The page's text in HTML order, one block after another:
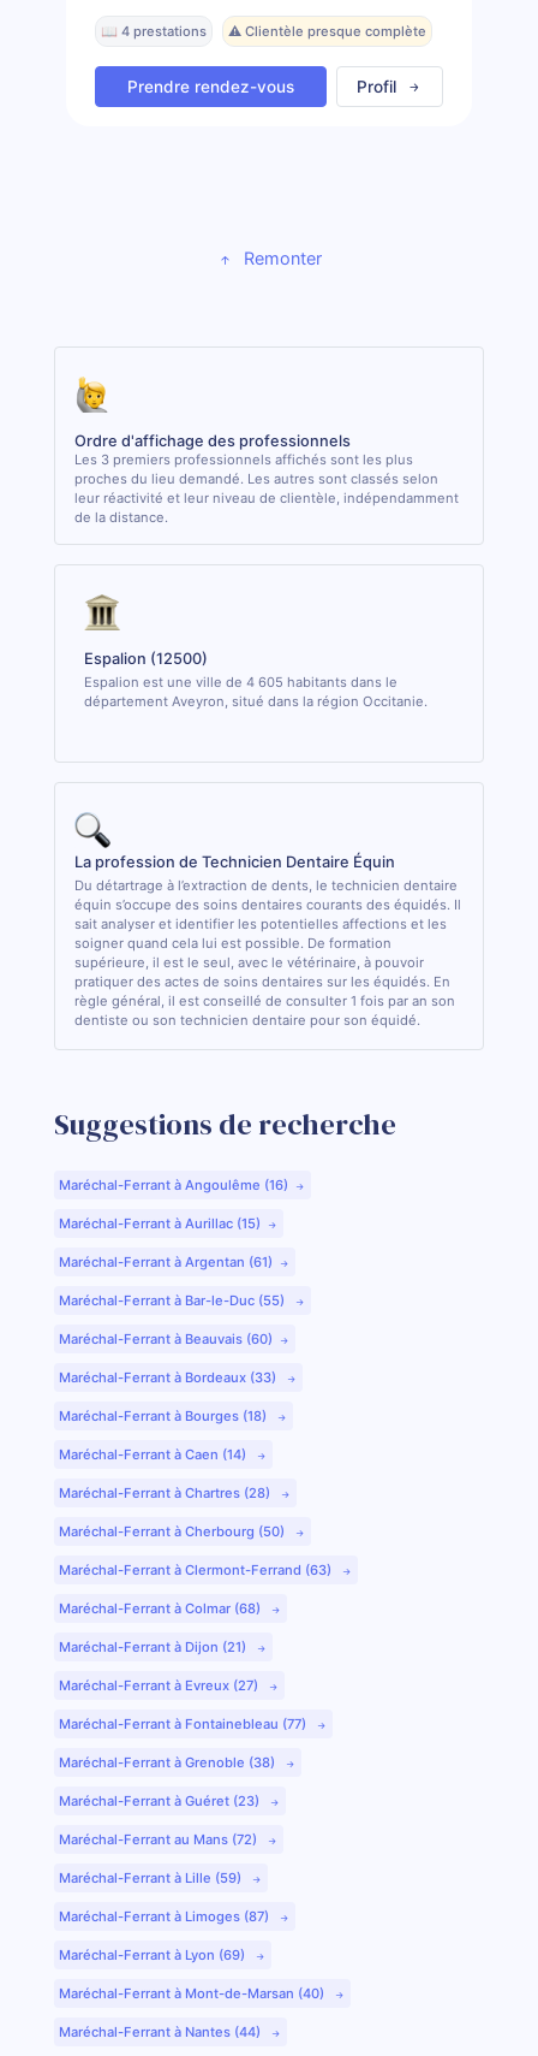
📖 4 prestations ⚠️ Clientèle presque complète
Prendre rendez-vous Profil
Remonter
Ordre d'affichage des professionnels
Les 3 premiers professionnels affichés sont les plus
proches du lieu demandé. Les autres sont classés selon
leur réactivité et leur niveau de clientèle, indépendamment
de la distance.
Espalion (12500)
Espalion est une ville de 4 605 habitants dans le
département Aveyron, situé dans la région Occitanie.
La profession de Technicien Dentaire Équin
Du détartrage à l’extraction de dents, le technicien dentaire
équin s’occupe des soins dentaires courants des équidés. Il
sait analyser et identifier les potentielles affections et les
soigner quand cela lui est possible. De formation
supérieure, il est le seul, avec le vétérinaire, à pouvoir
pratiquer des actes de soins dentaires sur les équidés. En
règle général, il est conseillé de consulter 1 fois par an son
dentiste ou son technicien dentaire pour son équidé.
Suggestions de recherche
Maréchal-Ferrant à Angoulême (16)
Maréchal-Ferrant à Aurillac (15)
Maréchal-Ferrant à Argentan (61)
Maréchal-Ferrant à Bar-le-Duc (55)
Maréchal-Ferrant à Beauvais (60)
Maréchal-Ferrant à Bordeaux (33)
Maréchal-Ferrant à Bourges (18)
Maréchal-Ferrant à Caen (14)
Maréchal-Ferrant à Chartres (28)
Maréchal-Ferrant à Cherbourg (50)
Maréchal-Ferrant à Clermont-Ferrand (63)
Maréchal-Ferrant à Colmar (68)
Maréchal-Ferrant à Dijon (21)
Maréchal-Ferrant à Evreux (27)
Maréchal-Ferrant à Fontainebleau (77)
Maréchal-Ferrant à Grenoble (38)
Maréchal-Ferrant à Guéret (23)
Maréchal-Ferrant au Mans (72)
Maréchal-Ferrant à Lille (59)
Maréchal-Ferrant à Limoges (87)
Maréchal-Ferrant à Lyon (69)
Maréchal-Ferrant à Mont-de-Marsan (40)
Maréchal-Ferrant à Nantes (44)